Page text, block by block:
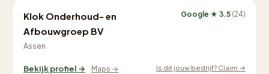
Klok Onderhoud- en
Afbouwgroep BV
Assen
Google ★ 3.5 (24)
Bekijk profiel → Maps → Is dit jouw bedrijf? Claim →